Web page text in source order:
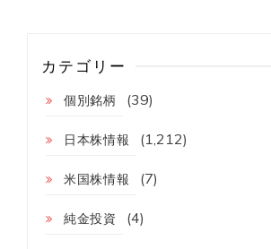
カテゴリー
個別銘柄 (39)
日本株情報 (1,212)
米国株情報 (7)
純金投資 (4)